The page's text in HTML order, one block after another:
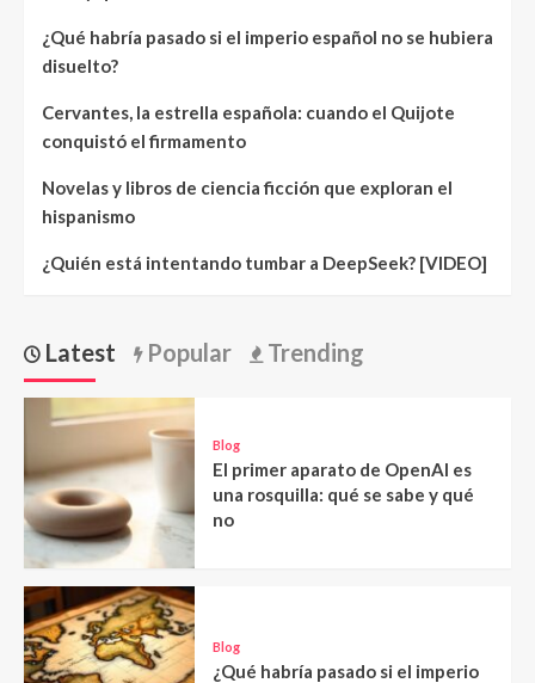
¿Qué habría pasado si el imperio español no se hubiera
disuelto?
Cervantes, la estrella española: cuando el Quijote
conquistó el firmamento
Novelas y libros de ciencia ficción que exploran el
hispanismo
¿Quién está intentando tumbar a DeepSeek? [VIDEO]
Latest Popular Trending
Blog
El primer aparato de OpenAI es
una rosquilla: qué se sabe y qué
no
Blog
¿Qué habría pasado si el imperio